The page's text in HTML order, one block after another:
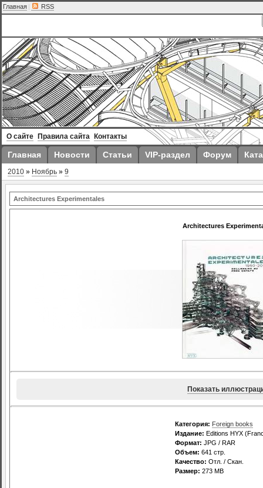
Главная | RSS
О сайте Правила сайта Контакты
Главная Новости Статьи VIP-раздел Форум
2010 » Ноябрь » 9
Architectures Experimentales
Architectures
Показать
Категория: Foreign books
Издание: Editions HYX
Формат: JPG / RAR
Объем: 641 стр.
Качество: Отл. / Скан.
Размер: 273 MB